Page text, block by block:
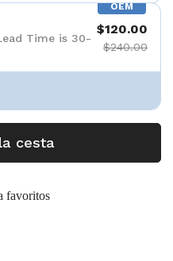
OEM
Time is 30-
$120.00
$240.00
cesta
favoritos